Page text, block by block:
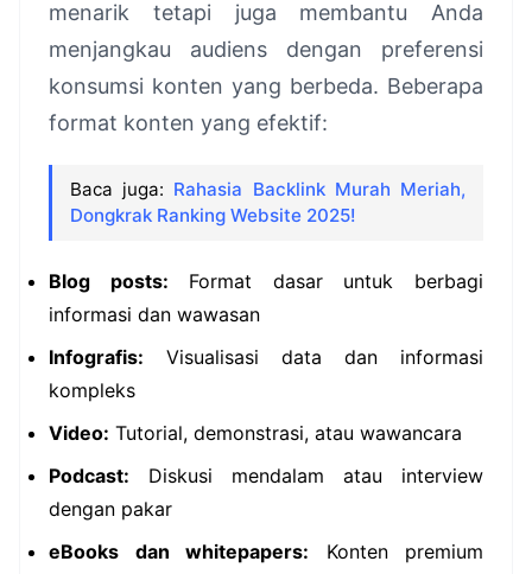
menarik tetapi juga membantu Anda
menjangkau audiens dengan preferensi
konsumsi konten yang berbeda. Beberapa
format konten yang efektif:
Baca juga: Rahasia Backlink Murah Meriah,
Dongkrak Ranking Website 2025!
Blog posts: Format dasar untuk berbagi
informasi dan wawasan
Infografis: Visualisasi data dan informasi
kompleks
Video: Tutorial, demonstrasi, atau wawancara
Podcast: Diskusi mendalam atau interview
dengan pakar
eBooks dan whitepapers: Konten premium